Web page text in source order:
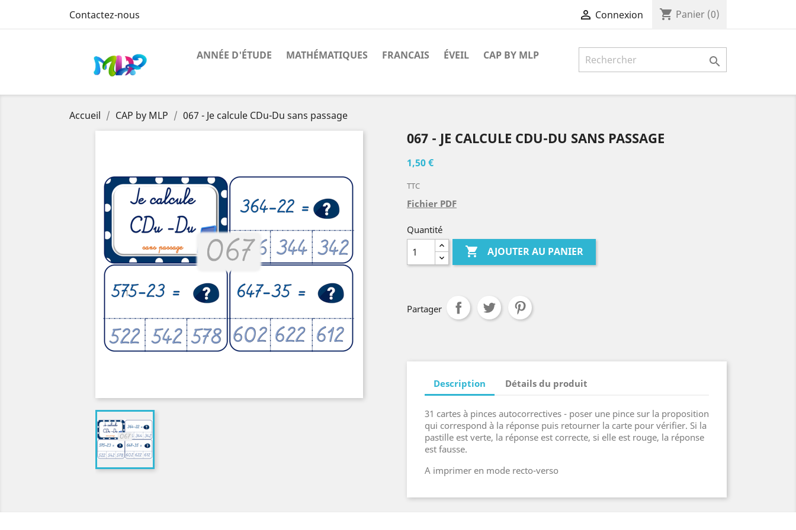
Contactez-nous  Connexion shopping_cart Panier (0)
ANNÉE D'ÉTUDE MATHÉMATIQUES FRANCAIS ÉVEIL CAP BY MLP 
Accueil CAP by MLP 067 - Je calcule CDu-Du sans passage
067 - JE CALCULE CDU-DU SANS PASSAGE
1,50 €
TTC
Fichier PDF
Quantité
 AJOUTER AU PANIER
Partager
Description Détails du produit
31 cartes à pinces autocorrectives - poser une pince sur la proposition
qui correspond à la réponse puis retourner la carte pour vérifier. Si la
pastille est verte, la réponse est correcte, si elle est rouge, la réponse
est fausse.
A imprimer en mode recto-verso